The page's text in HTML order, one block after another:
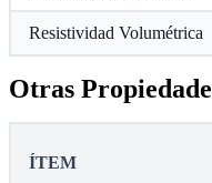
Resistividad Volumétrica
Otras
ÍTEM